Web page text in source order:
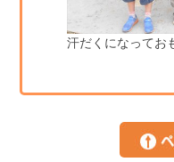
汗だくになってお